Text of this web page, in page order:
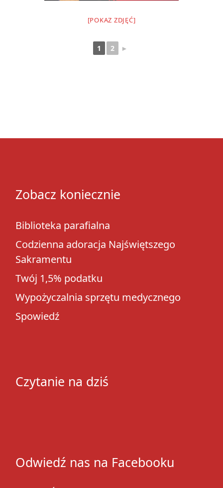
[POKAZ ZDJĘĆ]
1 2 ►
Zobacz koniecznie
Biblioteka parafialna
Codzienna adoracja Najświętszego
Sakramentu
Twój 1,5% podatku
Wypożyczalnia sprzętu medycznego
Spowiedź
Czytanie na dziś
Odwiedź nas na Facebooku